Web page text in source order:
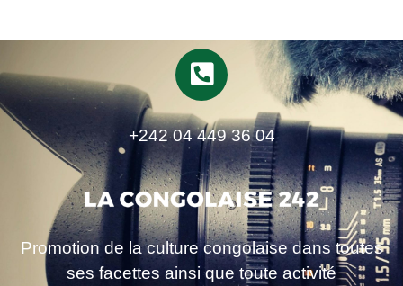
+242 04 449 36 04
Promotion de la culture congolaise dans toutes
ses facettes ainsi que toute activité